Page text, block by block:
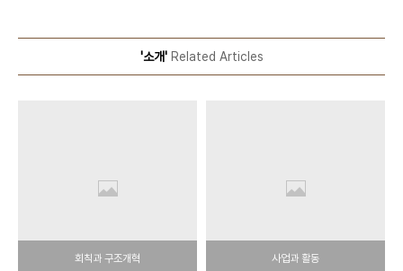
'소개'Related Articles
회칙과 구조개혁 사업과 활동